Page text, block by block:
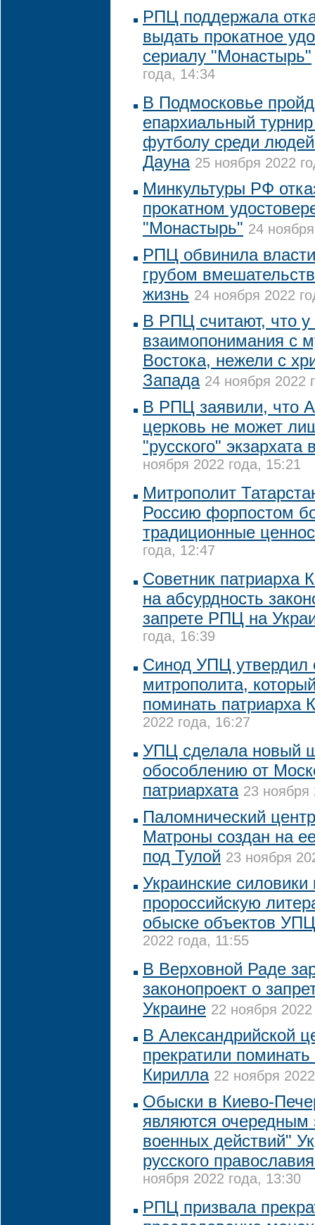
РПЦ поддержала
выдать прокатное
сериалу "Монастырь"
года, 14:34
В Подмосковье
епархиальный
футболу среди
Дауна 25 ноября 2022
Минкультуры РФ
прокатном
"Монастырь" 24
РПЦ обвинила
грубом
жизнь 24 ноября 2022
В РПЦ считают, что
взаимопонимания с
Востока, нежели с
Запада 24 ноября 2022
В РПЦ заявили, что
церковь не может
"русского"
ноября 2022 года, 15:21
Митрополит
Россию форпостом
традиционные
года, 12:47
Советник патриарха
на абсурдность
запрете РПЦ на
года, 16:39
Синод УПЦ утвердил
митрополита,
поминать патриарха
2022 года, 16:27
УПЦ сделала новый
обособлению от
патриархата 23 ноября
Паломнический
Матроны создан на
под Тулой 23 ноября
Украинские
пророссийскую
обыске объектов
2022 года, 11:55
В Верховной Раде
законопроект о
Украине 22 ноября
В Александрийской
прекратили поминать
Кирилла 22 ноября
Обыски в Киево-
являются очередным
военных действий"
русского
ноября 2022 года, 13:30
РПЦ призвала